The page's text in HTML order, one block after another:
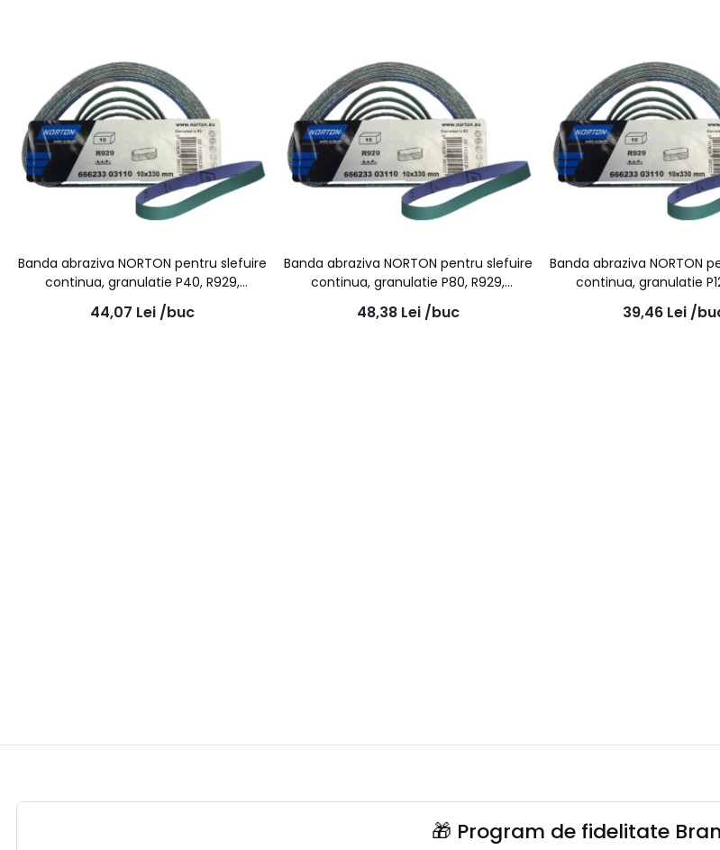
Banda abraziva NORTON pentru slefuire
continua, granulatie P40, R929,
10x330mm (10 bc/set)
44,07 Lei /buc
Banda abraziva NORTON pentru slefuire
continua, granulatie P80, R929,
10x330mm (10 bc/set)
48,38 Lei /buc
Banda abraziva NORTON
continua, granulatie
10x330mm, (10 bc/
39,46 Lei /
🎁 Program de fidelitate